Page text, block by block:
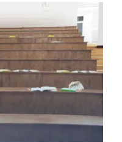
et société